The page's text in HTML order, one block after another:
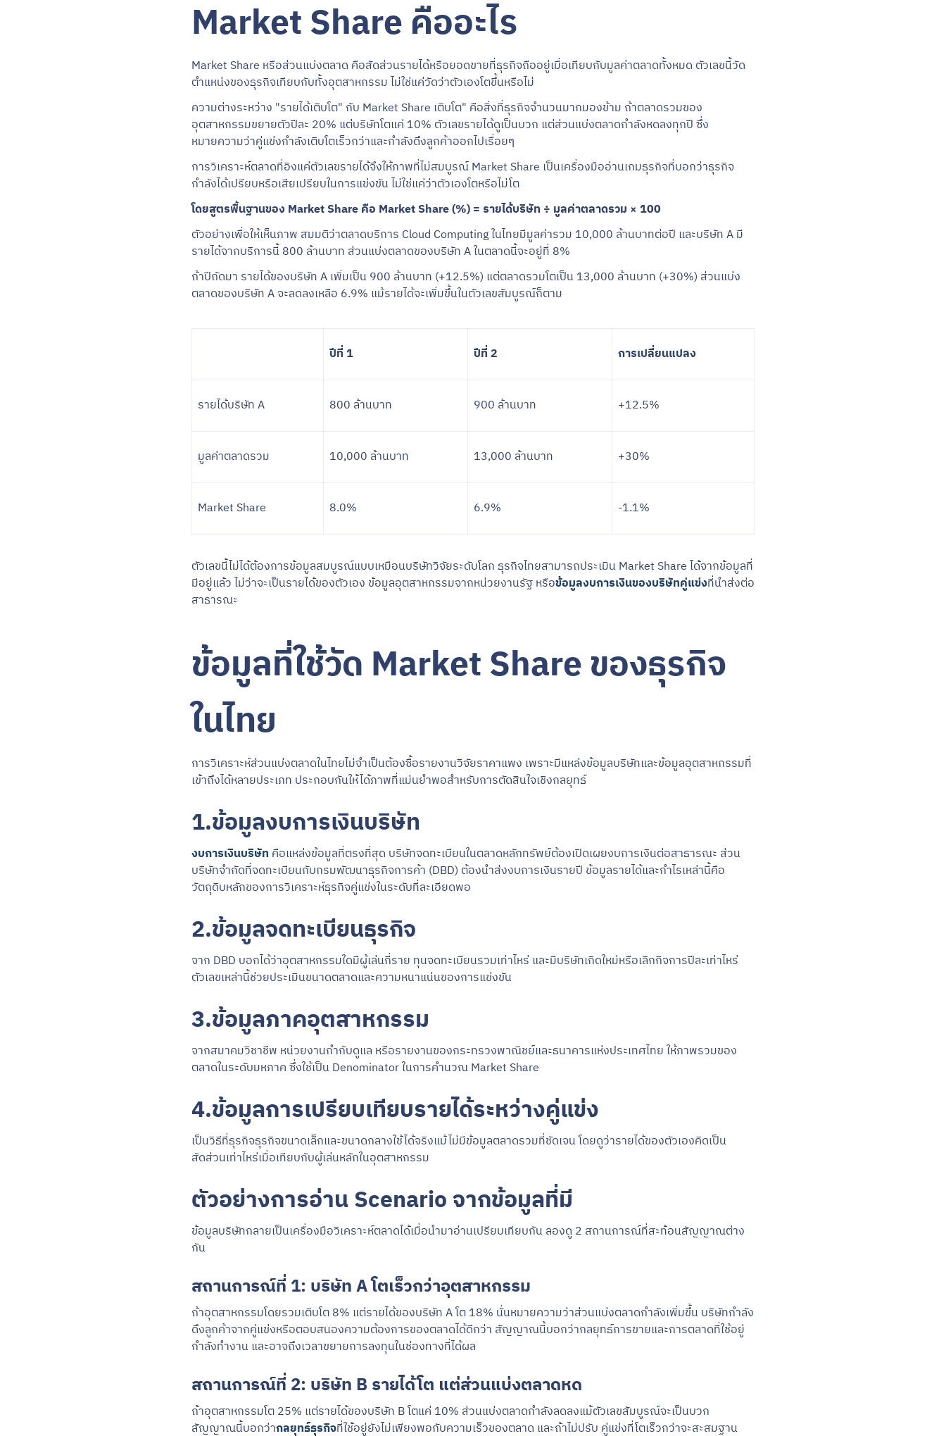
Market Share คืออะไร
Market Share หรือส่วนแบ่งตลาด คือสัดส่วนรายได้หรือยอดขายที่ธุรกิจถืออยู่เมื่อเทียบกับมูลค่าตลาดทั้งหมด ตัวเลขนี้วัด
ตำแหน่งของธุรกิจเทียบกับทั้งอุตสาหกรรม ไม่ใช่แค่วัดว่าตัวเองโตขึ้นหรือไม่
ความต่างระหว่าง "รายได้เติบโต" กับ Market Share เติบโต" คือสิ่งที่ธุรกิจจำนวนมากมองข้าม ถ้าตลาดรวมของ
อุตสาหกรรมขยายตัวปีละ 20% แต่บริษัทโตแค่ 10% ตัวเลขรายได้ดูเป็นบวก แต่ส่วนแบ่งตลาดกำลังหดลงทุกปี ซึ่ง
หมายความว่าคู่แข่งกำลังเติบโตเร็วกว่าและกำลังดึงลูกค้าออกไปเรื่อยๆ
การวิเคราะห์ตลาดที่อิงแค่ตัวเลขรายได้จึงให้ภาพที่ไม่สมบูรณ์ Market Share เป็นเครื่องมืออ่านเกมธุรกิจที่บอกว่าธุรกิจ
กำลังได้เปรียบหรือเสียเปรียบในการแข่งขัน ไม่ใช่แค่ว่าตัวเองโตหรือไม่โต
โดยสูตรพื้นฐานของ Market Share คือ Market Share (%) = รายได้บริษัท ÷ มูลค่าตลาดรวม × 100
ตัวอย่างเพื่อให้เห็นภาพ สมมติว่าตลาดบริการ Cloud Computing ในไทยมีมูลค่ารวม 10,000 ล้านบาทต่อปี และบริษัท A มี
รายได้จากบริการนี้ 800 ล้านบาท ส่วนแบ่งตลาดของบริษัท A ในตลาดนี้จะอยู่ที่ 8%
ถ้าปีถัดมา รายได้ของบริษัท A เพิ่มเป็น 900 ล้านบาท (+12.5%) แต่ตลาดรวมโตเป็น 13,000 ล้านบาท (+30%) ส่วนแบ่ง
ตลาดของบริษัท A จะลดลงเหลือ 6.9% แม้รายได้จะเพิ่มขึ้นในตัวเลขสัมบูรณ์ก็ตาม
ปีที่ 1 ปีที่ 2 การเปลี่ยนแปลง
รายได้บริษัท A 800 ล้านบาท 900 ล้านบาท +12.5%
มูลค่าตลาดรวม 10,000 ล้านบาท 13,000 ล้านบาท +30%
Market Share 8.0% 6.9% -1.1%
ตัวเลขนี้ไม่ได้ต้องการข้อมูลสมบูรณ์แบบเหมือนบริษัทวิจัยระดับโลก ธุรกิจไทยสามารถประเมิน Market Share ได้จากข้อมูลที่
มีอยู่แล้ว ไม่ว่าจะเป็นรายได้ของตัวเอง ข้อมูลอุตสาหกรรมจากหน่วยงานรัฐ หรือข้อมูลงบการเงินของบริษัทคู่แข่งที่นำส่งต่อ
สาธารณะ
ข้อมูลที่ใช้วัด Market Share ของธุรกิจ
ในไทย
การวิเคราะห์ส่วนแบ่งตลาดในไทยไม่จำเป็นต้องซื้อรายงานวิจัยราคาแพง เพราะมีแหล่งข้อมูลบริษัทและข้อมูลอุตสาหกรรมที่
เข้าถึงได้หลายประเภท ประกอบกันให้ได้ภาพที่แม่นยำพอสำหรับการตัดสินใจเชิงกลยุทธ์
1.ข้อมูลงบการเงินบริษัท
งบการเงินบริษัท คือแหล่งข้อมูลที่ตรงที่สุด บริษัทจดทะเบียนในตลาดหลักทรัพย์ต้องเปิดเผยงบการเงินต่อสาธารณะ ส่วน
บริษัทจำกัดที่จดทะเบียนกับกรมพัฒนาธุรกิจการค้า (DBD) ต้องนำส่งงบการเงินรายปี ข้อมูลรายได้และกำไรเหล่านี้คือ
วัตถุดิบหลักของการวิเคราะห์ธุรกิจคู่แข่งในระดับที่ละเอียดพอ
2.ข้อมูลจดทะเบียนธุรกิจ
จาก DBD บอกได้ว่าอุตสาหกรรมใดมีผู้เล่นกี่ราย ทุนจดทะเบียนรวมเท่าไหร่ และมีบริษัทเกิดใหม่หรือเลิกกิจการปีละเท่าไหร่
ตัวเลขเหล่านี้ช่วยประเมินขนาดตลาดและความหนาแน่นของการแข่งขัน
3.ข้อมูลภาคอุตสาหกรรม
จากสมาคมวิชาชีพ หน่วยงานกำกับดูแล หรือรายงานของกระทรวงพาณิชย์และธนาคารแห่งประเทศไทย ให้ภาพรวมของ
ตลาดในระดับมหภาค ซึ่งใช้เป็น Denominator ในการคำนวณ Market Share
4.ข้อมูลการเปรียบเทียบรายได้ระหว่างคู่แข่ง
เป็นวิธีที่ธุรกิจธุรกิจขนาดเล็กและขนาดกลางใช้ได้จริงแม้ไม่มีข้อมูลตลาดรวมที่ชัดเจน โดยดูว่ารายได้ของตัวเองคิดเป็น
สัดส่วนเท่าไหร่เมื่อเทียบกับผู้เล่นหลักในอุตสาหกรรม
ตัวอย่างการอ่าน Scenario จากข้อมูลที่มี
ข้อมูลบริษัทกลายเป็นเครื่องมือวิเคราะห์ตลาดได้เมื่อนำมาอ่านเปรียบเทียบกัน ลองดู 2 สถานการณ์ที่สะท้อนสัญญาณต่าง
กัน
สถานการณ์ที่ 1: บริษัท A โตเร็วกว่าอุตสาหกรรม
ถ้าอุตสาหกรรมโดยรวมเติบโต 8% แต่รายได้ของบริษัท A โต 18% นั่นหมายความว่าส่วนแบ่งตลาดกำลังเพิ่มขึ้น บริษัทกำลัง
ดึงลูกค้าจากคู่แข่งหรือตอบสนองความต้องการของตลาดได้ดีกว่า สัญญาณนี้บอกว่ากลยุทธ์การขายและการตลาดที่ใช้อยู่
กำลังทำงาน และอาจถึงเวลาขยายการลงทุนในช่องทางที่ได้ผล
สถานการณ์ที่ 2: บริษัท B รายได้โต แต่ส่วนแบ่งตลาดหด
ถ้าอุตสาหกรรมโต 25% แต่รายได้ของบริษัท B โตแค่ 10% ส่วนแบ่งตลาดกำลังลดลงแม้ตัวเลขสัมบูรณ์จะเป็นบวก
สัญญาณนี้บอกว่ากลยุทธ์ธุรกิจที่ใช้อยู่ยังไม่เพียงพอกับความเร็วของตลาด และถ้าไม่ปรับ คู่แข่งที่โตเร็วกว่าจะสะสมฐาน